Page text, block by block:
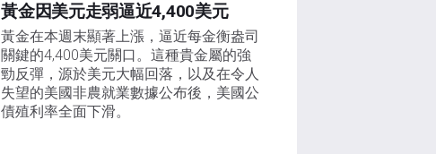
黃金因美元走弱逼近4,400美元
黃金在本週末顯著上漲，逼近每金衡盎司
關鍵的4,400美元關口。這種貴金屬的強
勁反彈，源於美元大幅回落，以及在令人
失望的美國非農就業數據公布後，美國公
債殖利率全面下滑。